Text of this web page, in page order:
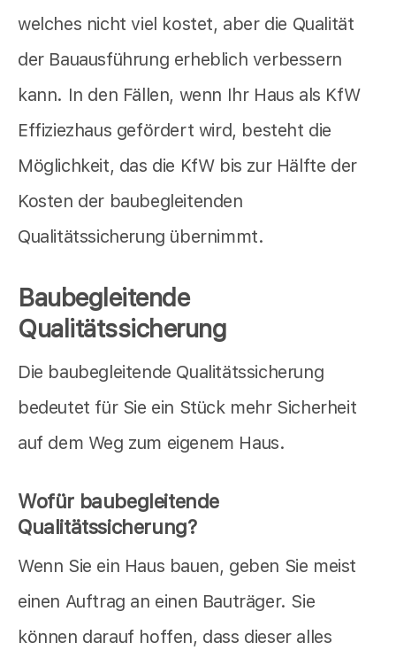
welches nicht viel kostet, aber die Qualität
der Bauausführung erheblich verbessern
kann. In den Fällen, wenn Ihr Haus als KfW
Effiziezhaus gefördert wird, besteht die
Möglichkeit, das die KfW bis zur Hälfte der
Kosten der baubegleitenden
Qualitätssicherung übernimmt.
Baubegleitende
Qualitätssicherung
Die baubegleitende Qualitätssicherung
bedeutet für Sie ein Stück mehr Sicherheit
auf dem Weg zum eigenem Haus.
Wofür baubegleitende
Qualitätssicherung?
Wenn Sie ein Haus bauen, geben Sie meist
einen Auftrag an einen Bauträger. Sie
können darauf hoffen, dass dieser alles